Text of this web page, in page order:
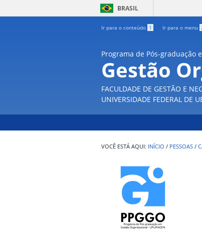
BRASIL
Ir para o conteúdo 1 Ir para o menu
Programa de Pós-graduação
Gestão
FACULDADE DE GESTÃO E
UNIVERSIDADE FEDERAL DE
INÍCIO / PESSOAS /